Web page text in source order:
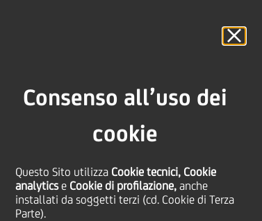
Consenso all’uso dei
cookie
Questo Sito utilizza Cookie tecnici, Cookie
analyticse Cookie di profilazione, anche
installati da soggetti terzi (cd. Cookie di Terza
Parte).
PRINT SEND
Milano